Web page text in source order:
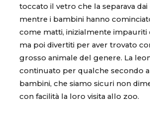
toccato il vetro che la separava dai
mentre i bambini hanno
come matti, inizialmente impauriti
ma poi divertiti per aver trovato
grosso animale del genere. La
continuato per qualche secondo
bambini, che siamo sicuri non
con facilità la loro visita allo zoo.